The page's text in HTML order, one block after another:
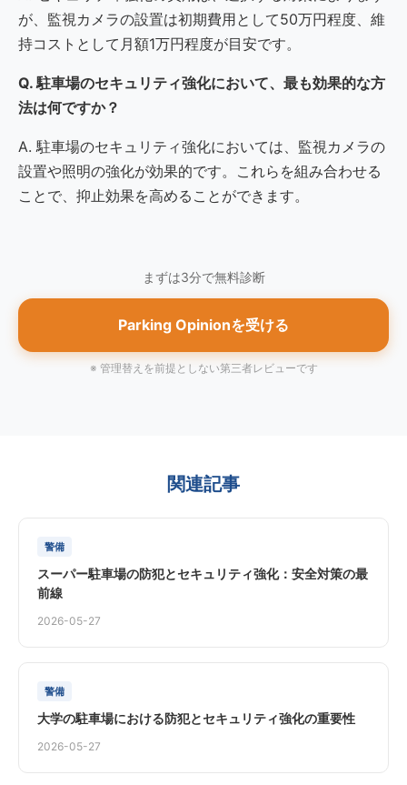
が、監視カメラの設置は初期費用として50万円程度、維
持コストとして月額1万円程度が目安です。
Q. 駐車場のセキュリティ強化において、最も効果的な方
法は何ですか？
A. 駐車場のセキュリティ強化においては、監視カメラの
設置や照明の強化が効果的です。これらを組み合わせる
ことで、抑止効果を高めることができます。
まずは3分で無料診断
Parking Opinionを受ける
※ 管理替えを前提としない第三者レビューです
関連記事
警備
スーパー駐車場の防犯とセキュリティ強化：安全対策の最
前線
2026-05-27
警備
大学の駐車場における防犯とセキュリティ強化の重要性
2026-05-27